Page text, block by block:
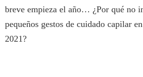
breve empieza el año… ¿Por qué no
pequeños gestos de cuidado capilar
2021?